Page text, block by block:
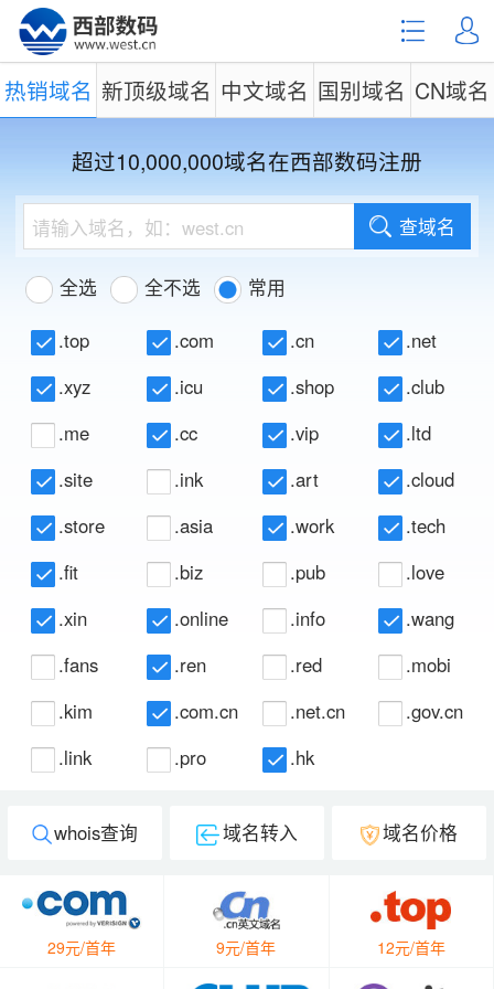
热销域名 新顶级域名 中文域名 国别域名 CN域名
超过10,000,000域名在西部数码注册
查域名
全选 全不选 常用
.top .com .cn
.net
.xyz
.icu .shop
.club
.me
.cc .vip
.ltd
.site
.ink .art
.cloud
.store
.asia .work
.tech
.fit
.biz .pub
.love
.xin
.online .info
.wang
.fans
.ren .red
.mobi
.kim
.com.cn .net.cn
.gov.cn
.link
.pro .hk
whois查询 域名转入 域名价格
29元/首年 9元/首年 12元/首年